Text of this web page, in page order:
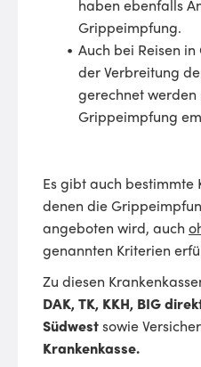
haben ebenfalls
Grippeimpfung.
Auch bei Reisen
der Verbreitung
gerechnet werden
Grippeimpfung
Es gibt auch bestimmte
denen die
angeboten wird, auch
genannten Kriterien
Zu diesen
DAK, TK, KKH, BIG
Südwestsowie
Krankenkasse.